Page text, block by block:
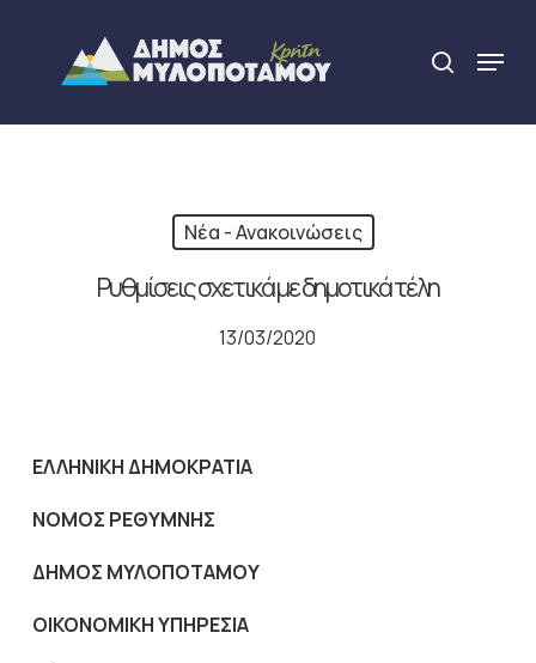
content
search
Menu
Νέα - Ανακοινώσεις
Ρυθμίσεις σχετικά με δημοτικά τέλη
13/03/2020
ΕΛΛΗΝΙΚΗ ΔΗΜΟΚΡΑΤΙΑ
ΝΟΜΟΣ ΡΕΘΥΜΝΗΣ
ΔΗΜΟΣ ΜΥΛΟΠΟΤΑΜΟΥ
ΟΙΚΟΝΟΜΙΚΗ ΥΠΗΡΕΣΙΑ
Close